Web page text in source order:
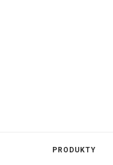
PRODUKTY